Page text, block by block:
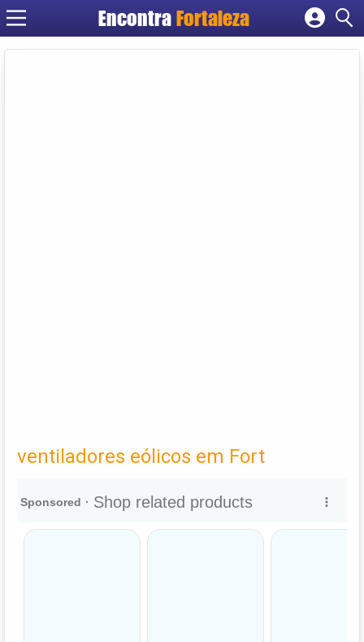
EncontraFortaleza
Cadastrar empresa
ventiladores eólicos em Fort